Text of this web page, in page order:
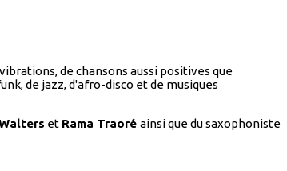
de chansons aussi positives que
de jazz, d'afro-disco et de musiques
et Rama Traoré ainsi que du saxophoniste